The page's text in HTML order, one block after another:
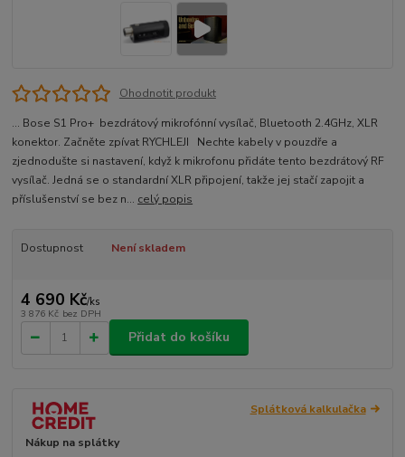
Ohodnotit produkt
... Bose S1 Pro+ bezdrátový mikrofónní vysílač, Bluetooth 2.4GHz, XLR
konektor. Začněte zpívat RYCHLEJI Nechte kabely v pouzdře a
zjednodušte si nastavení, když k mikrofonu přidáte tento bezdrátový RF
vysílač. Jedná se o standardní XLR připojení, takže jej stačí zapojit a
příslušenství se bez n... celý popis
Dostupnost Není skladem
4 690 Kč/ks
3 876 Kč bez DPH
Přidat do košíku
Splátková kalkulačka
Nákup na splátky